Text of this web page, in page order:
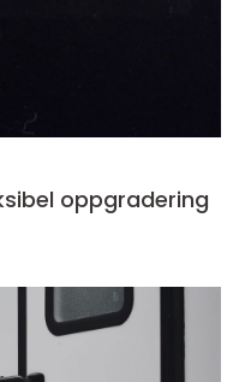
oppgradering